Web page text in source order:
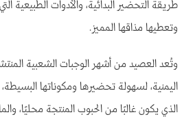
طريقة التحضير البدائية، والأدوات الطبيعية
وتعطيها مذاقها المميز.
وتُعد العصيد من أشهر الوجبات الشعبية
اليمنية، لسهولة تحضيرها ومكوناتها
الذي يكون غالبًا من الحبوب المنتجة محليًا،